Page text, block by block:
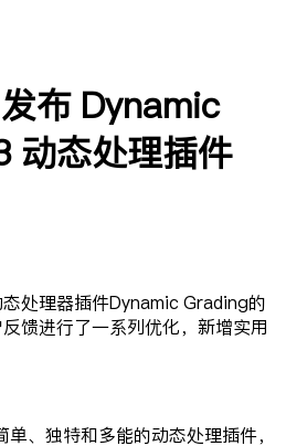
布 Dynamic
动态处理插件
处理器插件Dynamic Grading的
馈进行了一系列优化，新增实用
、独特和多能的动态处理插件，